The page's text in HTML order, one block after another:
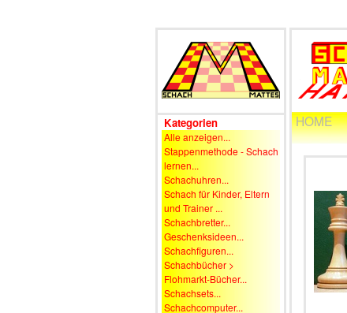
Kategorien
Alle anzeigen...
Stappenmethode - Schach
lernen...
Schachuhren...
Schach für Kinder, Eltern
und Trainer ...
Schachbretter...
Geschenksideen...
Schachfiguren...
Schachbücher >
Flohmarkt-Bücher...
Schachsets...
Schachcomputer...
HOME